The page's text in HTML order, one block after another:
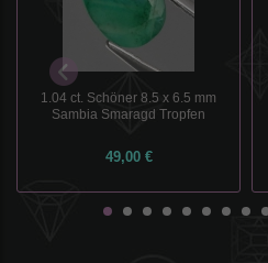
1.04 ct. Schöner 8.5 x 6.5 mm
Sambia Smaragd Tropfen
49,00 €